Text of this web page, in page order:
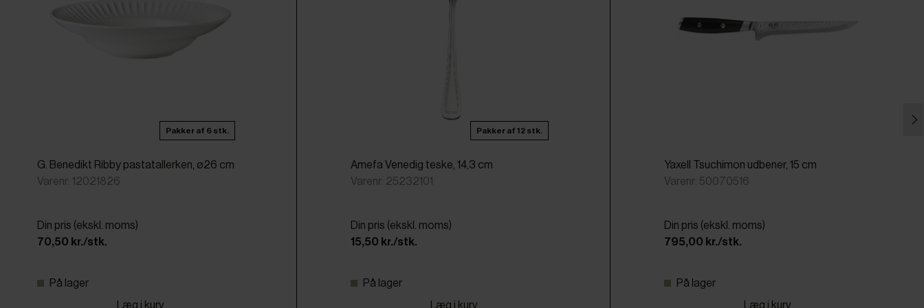
Pakker af 6 stk.
G. Benedikt Ribby pastatallerken, ø26 cm
Varenr: 12021826
Din pris (ekskl. moms)
70,50 kr./stk.
På lager
Læg i kurv
Pakker af 12 stk.
Amefa Venedig teske, 14,3 cm
Varenr: 25232101
Din pris (ekskl. moms)
15,50 kr./stk.
På lager
Læg i kurv
Yaxell Tsuchimon udbener, 15 cm
Varenr: 50070516
Din pris (ekskl. moms)
795,00 kr./stk.
På lager
Læg i kurv